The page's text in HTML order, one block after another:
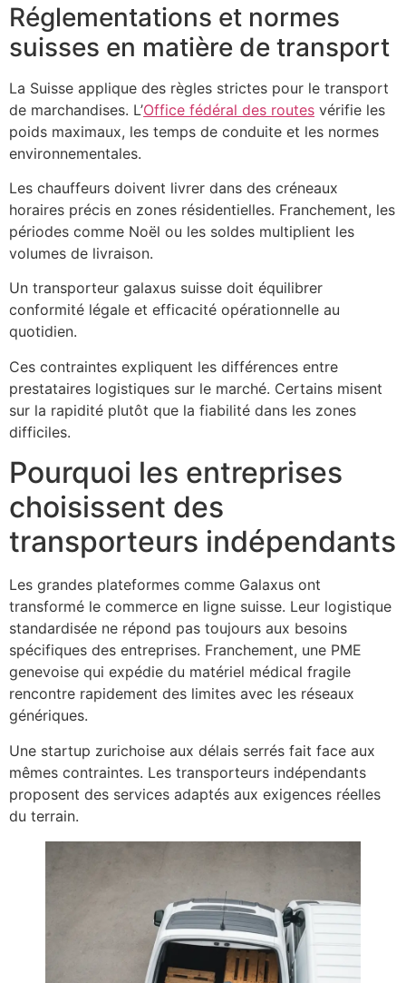
Réglementations et normes
suisses en matière de transport
La Suisse applique des règles strictes pour le transport
de marchandises. L’Office fédéral des routes vérifie les
poids maximaux, les temps de conduite et les normes
environnementales.
Les chauffeurs doivent livrer dans des créneaux
horaires précis en zones résidentielles. Franchement, les
périodes comme Noël ou les soldes multiplient les
volumes de livraison.
Un transporteur galaxus suisse doit équilibrer
conformité légale et efficacité opérationnelle au
quotidien.
Ces contraintes expliquent les différences entre
prestataires logistiques sur le marché. Certains misent
sur la rapidité plutôt que la fiabilité dans les zones
difficiles.
Pourquoi les entreprises
choisissent des
transporteurs indépendants
Les grandes plateformes comme Galaxus ont
transformé le commerce en ligne suisse. Leur logistique
standardisée ne répond pas toujours aux besoins
spécifiques des entreprises. Franchement, une PME
genevoise qui expédie du matériel médical fragile
rencontre rapidement des limites avec les réseaux
génériques.
Une startup zurichoise aux délais serrés fait face aux
mêmes contraintes. Les transporteurs indépendants
proposent des services adaptés aux exigences réelles
du terrain.